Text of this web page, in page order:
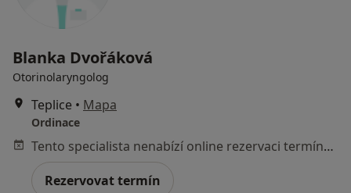
Blanka Dvořáková
Otorinolaryngolog
Teplice • Mapa
Ordinace
Tento specialista nenabízí online rezervaci termínu na této adrese.
Rezervovat termín